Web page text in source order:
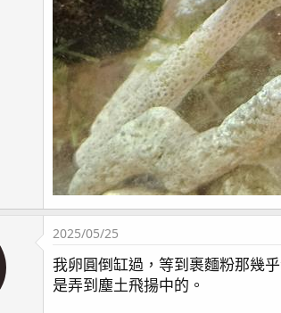
2025/05/25
我卵圓倒缸過，等到裹麵粉那幾
是弄到塵土飛揚中的。